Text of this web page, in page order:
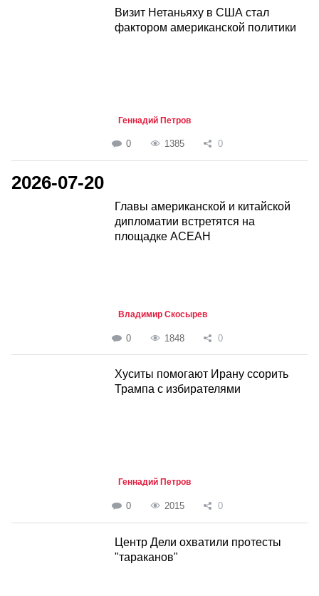
Визит Нетаньяху в США стал
фактором американской политики
Геннадий Петров
0 1385 0
2026-07-20
Главы американской и китайской
дипломатии встретятся на
площадке АСЕАН
Владимир Скосырев
0 1848 0
Хуситы помогают Ирану ссорить
Трампа с избирателями
Геннадий Петров
0 2015 0
Центр Дели охватили протесты
"тараканов"